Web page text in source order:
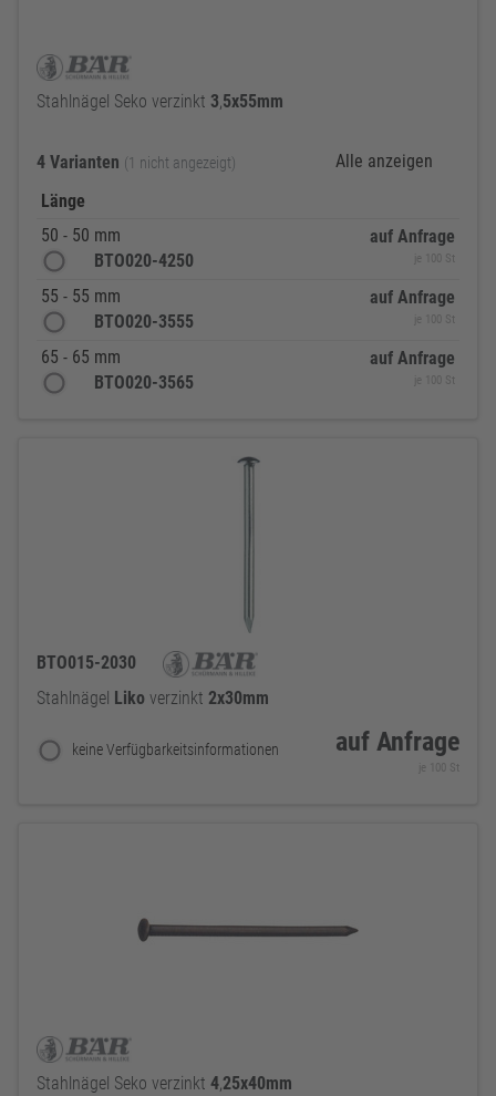
Stahlnägel Seko verzinkt 3,5x55mm
4 Varianten (1 nicht angezeigt)
Alle anzeigen
Länge
50 - 50 mm
BTO020-4250
auf Anfrage
je 100 St
55 - 55 mm
BTO020-3555
auf Anfrage
je 100 St
65 - 65 mm
BTO020-3565
auf Anfrage
je 100 St
BTO015-2030
Stahlnägel Liko verzinkt 2x30mm
keine Verfügbarkeitsinformationen auf Anfrage
je 100 St
Stahlnägel Seko verzinkt 4,25x40mm